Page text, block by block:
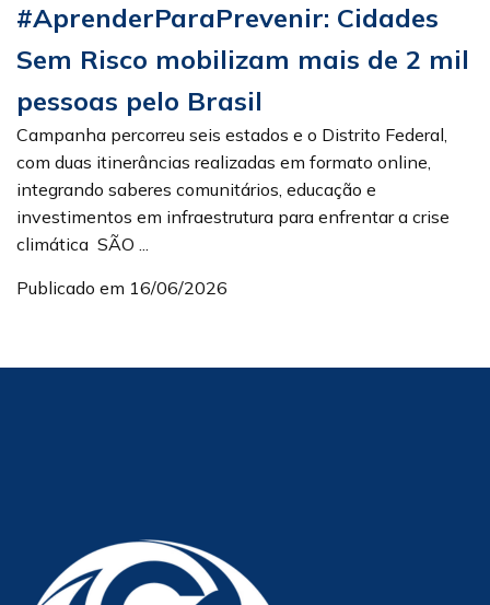
#AprenderParaPrevenir: Cidades
Sem Risco mobilizam mais de 2 mil
pessoas pelo Brasil
Campanha percorreu seis estados e o Distrito Federal,
com duas itinerâncias realizadas em formato online,
integrando saberes comunitários, educação e
investimentos em infraestrutura para enfrentar a crise
climática SÃO ...
Publicado em 16/06/2026